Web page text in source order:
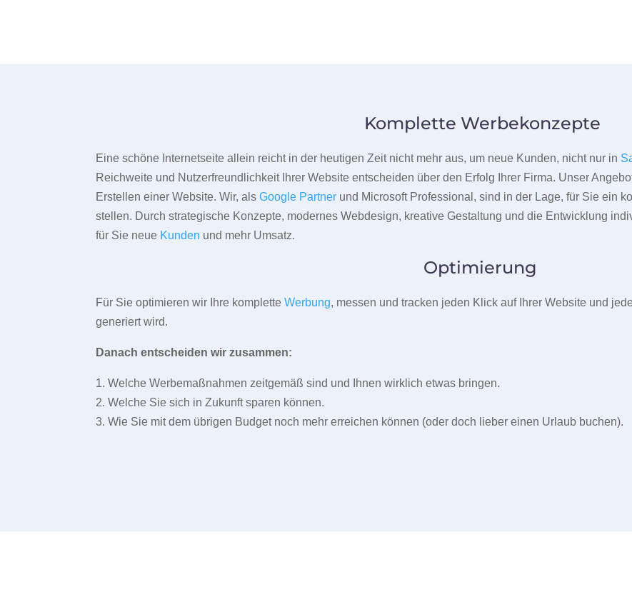
Komplette Werbekonzepte
Eine schöne Internetseite allein reicht in der heutigen Zeit nicht mehr aus, um neue Kunden, nicht nur in
Reichweite und Nutzerfreundlichkeit Ihrer Website entscheiden über den Erfolg Ihrer Firma. Unser
Erstellen einer Website. Wir, alsGoogle Partner und Microsoft Professional, sind in der Lage, für Sie ein
stellen. Durch strategische Konzepte, modernes Webdesign, kreative Gestaltung und die Entwicklung
für Sie neue Kunden und mehr Umsatz.
Optimierung
Für Sie optimieren wir Ihre kompletteWerbung, messen und tracken jeden Klick auf Ihrer Website und
generiert wird.
Danach entscheiden wir zusammen:
1. Welche Werbemaßnahmen zeitgemäß sind und Ihnen wirklich etwas bringen.
2. Welche Sie sich in Zukunft sparen können.
3. Wie Sie mit dem übrigen Budget noch mehr erreichen können (oder doch lieber einen Urlaub buchen).